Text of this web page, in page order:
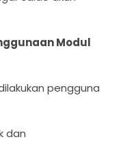
Modul
pengguna
dan